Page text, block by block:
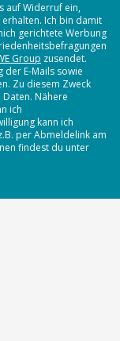
auf Widerruf ein,
Ich bin damit
gerichtete Werbung
Group zusendet.
E-Mails sowie
Zu diesem Zweck
Nähere
ich
kann ich
per Abmeldelink am
findest du unter